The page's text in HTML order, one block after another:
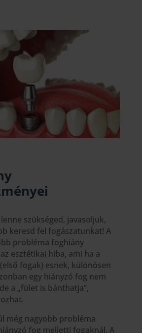
lenne szükséged, javasoljuk,
keresd fel fogászatunkat! A
probléma foghiány
esztétikai hiba, ami ha a
fogak) esnek, különösen
egy hiányzó fog nem
a „fület is bánthatja”,
még nagyobb probléma
fog melletti fogaknál. A